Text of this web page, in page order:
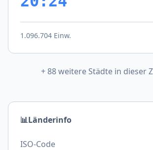
1.096.704 Einw.
+ 88 weitere Städte in dieser
📊Länderinfo
ISO-Code